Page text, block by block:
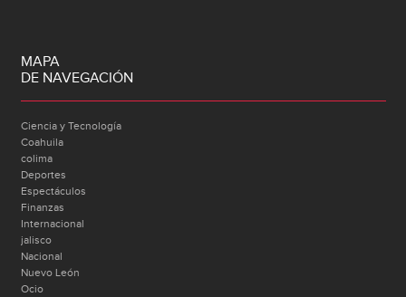
MAPA
DE NAVEGACIÓN
Ciencia y Tecnología
Coahuila
colima
Deportes
Espectáculos
Finanzas
Internacional
jalisco
Nacional
Nuevo León
Ocio